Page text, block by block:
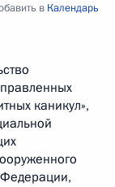
в Календарь
каникул»,